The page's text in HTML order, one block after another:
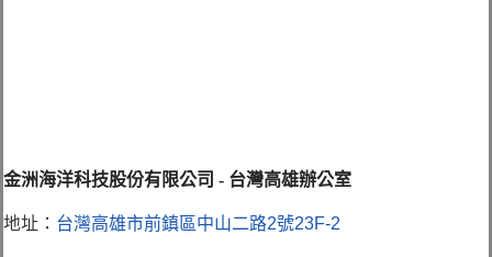
金洲海洋科技股份有限公司 - 台灣高雄辦公室
地址： 台灣高雄市前鎮區中山二路2號23F-2